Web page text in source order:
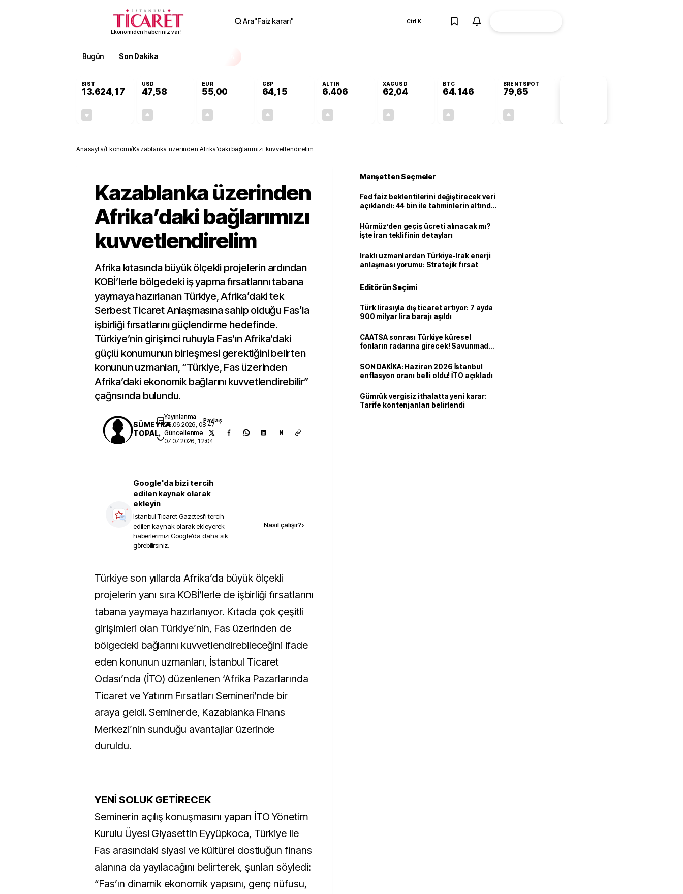
Ekonomiden haberiniz var!
Ara"Faiz kararı" Ctrl K
Bugün Son Dakika
BIST
13.624,17
USD
47,58
EUR
55,00
GBP
64,15
ALTIN
6.406
XAGUSD
62,04
BTC
64.146
BRENTSPOT
79,65
Anasayfa/Ekonomi/Kazablanka üzerinden Afrika’daki bağlarımızı kuvvetlendirelim
Kazablanka üzerinden
Afrika’daki bağlarımızı
kuvvetlendirelim
Afrika kıtasında büyük ölçekli projelerin ardından
KOBİ’lerle bölgedeki iş yapma fırsatlarını tabana
yaymaya hazırlanan Türkiye, Afrika’daki tek
Serbest Ticaret Anlaşmasına sahip olduğu Fas’la
işbirliği fırsatlarını güçlendirme hedefinde.
Türkiye’nin girişimci ruhuyla Fas’ın Afrika’daki
güçlü konumunun birleşmesi gerektiğini belirten
konunun uzmanları, “Türkiye, Fas üzerinden
Afrika’daki ekonomik bağlarını kuvvetlendirebilir”
çağrısında bulundu.
SÜMEYRA
TOPAL
Yayınlanma
26.06.2026, 08:47
Güncellenme
07.07.2026, 12:04
Paylaş
N
Google'da bizi tercih
edilen kaynak olarak
ekleyin
İstanbul Ticaret Gazetesi'i tercih
edilen kaynak olarak ekleyerek
haberlerimizi Google'da daha sık
görebilirsiniz.
Nasıl çalışır?›
Türkiye son yıllarda Afrika’da büyük ölçekli
projelerin yanı sıra KOBİ’lerle de işbirliği fırsatlarını
tabana yaymaya hazırlanıyor. Kıtada çok çeşitli
girişimleri olan Türkiye’nin, Fas üzerinden de
bölgedeki bağlarını kuvvetlendirebileceğini ifade
eden konunun uzmanları, İstanbul Ticaret
Odası’nda (İTO) düzenlenen ‘Afrika Pazarlarında
Ticaret ve Yatırım Fırsatları Semineri’nde bir
araya geldi. Seminerde, Kazablanka Finans
Merkezi’nin sunduğu avantajlar üzerinde
duruldu.
YENİ SOLUK GETİRECEK
Seminerin açılış konuşmasını yapan İTO Yönetim
Kurulu Üyesi Giyasettin Eyyüpkoca, Türkiye ile
Fas arasındaki siyasi ve kültürel dostluğun finans
alanına da yayılacağını belirterek, şunları söyledi:
“Fas’ın dinamik ekonomik yapısını, genç nüfusu,
Manşetten Seçmeler
Fed faiz beklentilerini değiştirecek veri
açıklandı: 44 bin ile tahminlerin altında
Hürmüz’den geçiş ücreti alınacak mı?
İşte İran teklifinin detayları
Iraklı uzmanlardan Türkiye-Irak enerji
anlaşması yorumu: Stratejik fırsat
Editörün Seçimi
Türk lirasıyla dış ticaret artıyor: 7 ayda
900 milyar lira barajı aşıldı
CAATSA sonrası Türkiye küresel
fonların radarına girecek! Savunmadan
SON DAKİKA: Haziran 2026 İstanbul
enflasyon oranı belli oldu! İTO açıkladı
Gümrük vergisiz ithalatta yeni karar:
Tarife kontenjanları belirlendi